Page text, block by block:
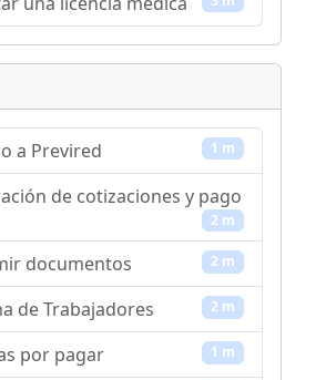
a Previred 1 m
de cotizaciones y pago
2 m
documentos 2 m
de Trabajadores 2 m
por pagar 1 m